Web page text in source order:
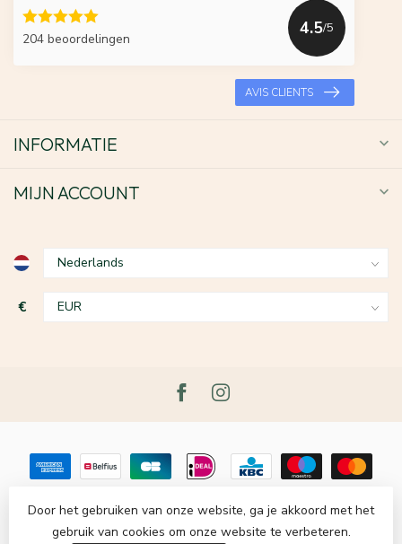
204 beoordelingen
4.5/5
AVIS CLIENTS
INFORMATIE
MIJN ACCOUNT
€
© Copyright 2026 Le Grenier du Lin- Powered byLightspeed
Door het gebruiken van onze website, ga je akkoord met het
gebruik van cookies om onze website te verbeteren.